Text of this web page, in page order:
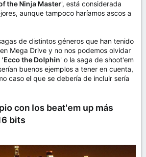
the Ninja Master', está considerada
aunque tampoco haríamos ascos a
de distintos géneros que han tenido
Mega Drive y no nos podemos olvidar
'Ecco the Dolphin' o la saga de shoot'em
buenos ejemplos a tener en cuenta,
caso el que se debería de incluir sería
con los beat'em up más
bits